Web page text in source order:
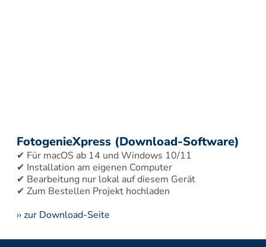
FotogenieXpress (Download-Software)
✔ Für macOS ab 14 und Windows 10/11
✔ Installation am eigenen Computer
✔ Bearbeitung nur lokal auf diesem Gerät
›› zur Download-Seite